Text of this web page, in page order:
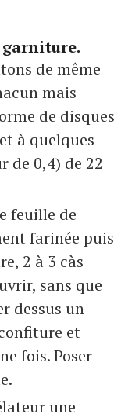
garniture.
de même
mais
de disques
à quelques
de 0,4) de 22
feuille de
farinée puis
2 à 3 càs
sans que
dessus un
et
fois. Poser
une